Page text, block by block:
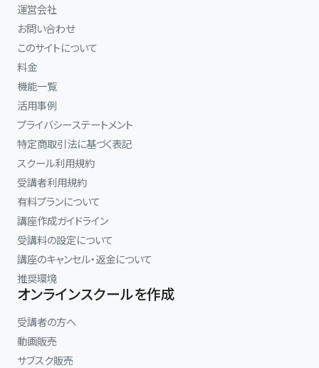
運営会社
お問い合わせ
このサイトについて
料金
機能一覧
活用事例
プライバシーステートメント
特定商取引法に基づく表記
スクール利用規約
受講者利用規約
有料プランについて
講座作成ガイドライン
受講料の設定について
講座のキャンセル・返金について
推奨環境
オンラインスクールを作成
受講者の方へ
動画販売
サブスク販売